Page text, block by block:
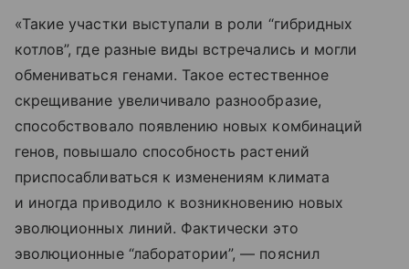
«Такие участки выступали в роли “гибридных
котлов”, где разные виды встречались и могли
обмениваться генами. Такое естественное
скрещивание увеличивало разнообразие,
способствовало появлению новых комбинаций
генов, повышало способность растений
приспосабливаться к изменениям климата
и иногда приводило к возникновению новых
эволюционных линий. Фактически это
эволюционные “лаборатории”, — пояснил